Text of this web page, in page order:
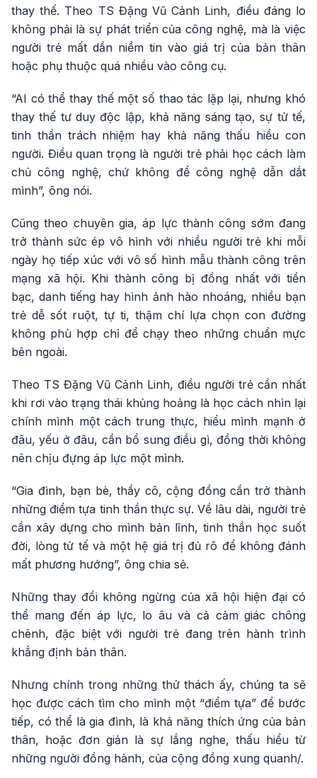
thay thế. Theo TS Đặng Vũ Cảnh Linh, điều đáng lo
không phải là sự phát triển của công nghệ, mà là việc
người trẻ mất dần niềm tin vào giá trị của bản thân
hoặc phụ thuộc quá nhiều vào công cụ.
“AI có thể thay thế một số thao tác lặp lại, nhưng khó
thay thế tư duy độc lập, khả năng sáng tạo, sự tử tế,
tinh thần trách nhiệm hay khả năng thấu hiểu con
người. Điều quan trọng là người trẻ phải học cách làm
chủ công nghệ, chứ không để công nghệ dẫn dắt
mình”, ông nói.
Cũng theo chuyên gia, áp lực thành công sớm đang
trở thành sức ép vô hình với nhiều người trẻ khi mỗi
ngày họ tiếp xúc với vô số hình mẫu thành công trên
mạng xã hội. Khi thành công bị đồng nhất với tiền
bạc, danh tiếng hay hình ảnh hào nhoáng, nhiều bạn
trẻ dễ sốt ruột, tự ti, thậm chí lựa chọn con đường
không phù hợp chỉ để chạy theo những chuẩn mực
bên ngoài.
Theo TS Đặng Vũ Cảnh Linh, điều người trẻ cần nhất
khi rơi vào trạng thái khủng hoảng là học cách nhìn lại
chính mình một cách trung thực, hiểu mình mạnh ở
đâu, yếu ở đâu, cần bổ sung điều gì, đồng thời không
nên chịu đựng áp lực một mình.
“Gia đình, bạn bè, thầy cô, cộng đồng cần trở thành
những điểm tựa tinh thần thực sự. Về lâu dài, người trẻ
cần xây dựng cho mình bản lĩnh, tinh thần học suốt
đời, lòng tử tế và một hệ giá trị đủ rõ để không đánh
mất phương hướng”, ông chia sẻ.
Những thay đổi không ngừng của xã hội hiện đại có
thể mang đến áp lực, lo âu và cả cảm giác chông
chênh, đặc biệt với người trẻ đang trên hành trình
khẳng định bản thân.
Nhưng chính trong những thử thách ấy, chúng ta sẽ
học được cách tìm cho mình một “điểm tựa” để bước
tiếp, có thể là gia đình, là khả năng thích ứng của bản
thân, hoặc đơn giản là sự lắng nghe, thấu hiểu từ
những người đồng hành, của cộng đồng xung quanh/.